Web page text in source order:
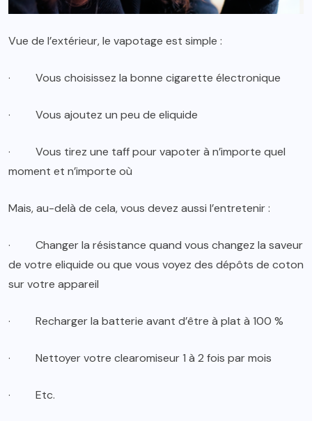
Vue de l’extérieur, le vapotage est simple :
· Vous choisissez la bonne cigarette électronique
· Vous ajoutez un peu de eliquide
· Vous tirez une taff pour vapoter à n’importe quel
moment et n’importe où
Mais, au-delà de cela, vous devez aussi l’entretenir :
· Changer la résistance quand vous changez la saveur
de votre eliquide ou que vous voyez des dépôts de coton
sur votre appareil
· Recharger la batterie avant d’être à plat à 100 %
· Nettoyer votre clearomiseur 1 à 2 fois par mois
· Etc.